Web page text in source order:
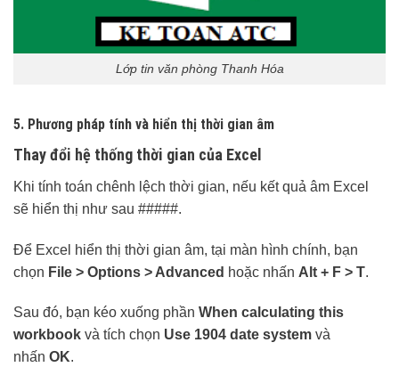
Lớp tin văn phòng Thanh Hóa
5. Phương pháp tính và hiển thị thời gian âm
Thay đổi hệ thống thời gian của Excel
Khi tính toán chênh lệch thời gian, nếu kết quả âm Excel
sẽ hiển thị như sau #####.
Để Excel hiển thị thời gian âm, tại màn hình chính, bạn
chọn File > Options > Advanced hoặc nhấn Alt + F > T.
Sau đó, bạn kéo xuống phần When calculating this
workbook và tích chọn Use 1904 date system và
nhấn OK.